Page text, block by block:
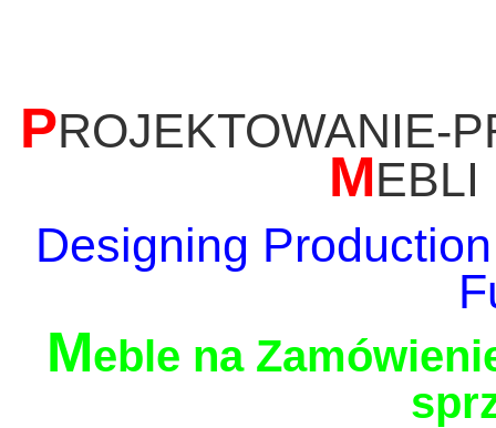
PROJEKTOWANIE-
MEBLI
Designing
Meble na